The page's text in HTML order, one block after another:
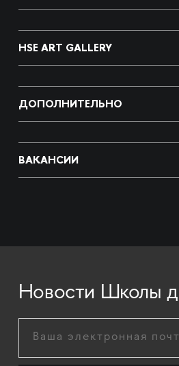
HSE ART GALLERY
ДОПОЛНИТЕЛЬНО
ВАКАНСИИ
Новости Школы